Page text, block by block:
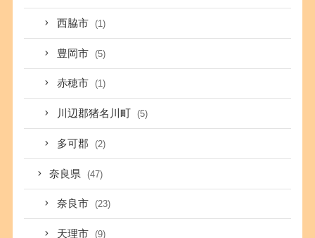
西脇市 (1)
豊岡市 (5)
赤穂市 (1)
川辺郡猪名川町 (5)
多可郡 (2)
奈良県 (47)
奈良市 (23)
天理市 (9)